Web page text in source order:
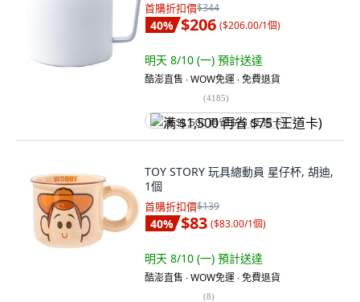
首購折扣價$344
40% $206 ($206.00/1個)
明天 8/10 (一) 預計送達
酷澎直售 ∙ WOW免運 ∙ 免費退貨
(4185)
满 $1,500 再省 $75 (王道卡)
TOY STORY 玩具總動員 星仔杯, 胡迪,
1個
首購折扣價$139
40% $83 ($83.00/1個)
明天 8/10 (一) 預計送達
酷澎直售 ∙ WOW免運 ∙ 免費退貨
(8)